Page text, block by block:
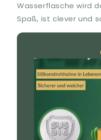
Wasserflasche wird
Spaß, ist clever und